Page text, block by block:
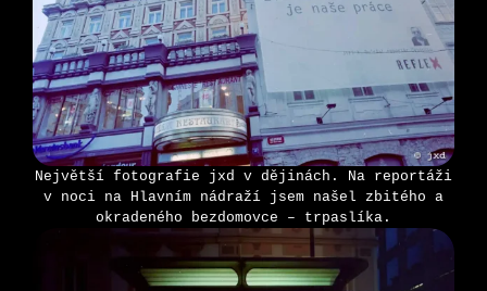
Největší fotografie jxd v dějinách. Na reportáži
v noci na Hlavním nádraží jsem našel zbitého a
okradeného bezdomovce – trpaslíka.